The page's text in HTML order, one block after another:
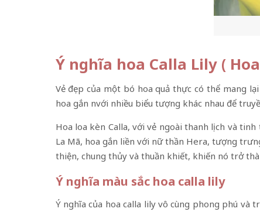
Ý nghĩa hoa Calla Lily (
Vẻ đẹp của một bó hoa quả thực có thể mang
hoa gắn nvới nhiều biểu tượng khác nhau để
Hoa loa kèn Calla, với vẻ ngoài thanh lịch và
La Mã, hoa gắn liền với nữ thần Hera, tượng
thiện, chung thủy và thuần khiết, khiến nó trở
Ý nghĩa màu sắc hoa calla lily
Ý nghĩa của hoa calla lily vô cùng phong phú